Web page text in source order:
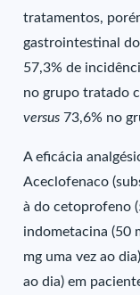
tratamentos,
gastrointestinal
57,3% de
no grupo tratado
versus 73,6% no
A eficácia
Aceclofenaco
à do cetoprofeno
indometacina (50
mg uma vez ao
ao dia) em